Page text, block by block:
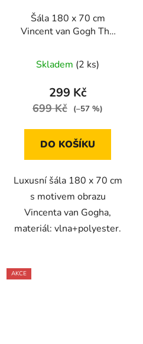
Šála 180 x 70 cm
Vincent van Gogh The
Skladem (2 ks)
299 Kč
699 Kč (–57 %)
DO KOŠÍKU
Luxusní šála 180 x 70 cm
s motivem obrazu
Vincenta van Gogha,
materiál: vlna+polyester.
AKCE